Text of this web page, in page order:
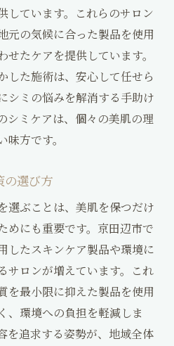
しています。これらのサロン
元の気候に合った製品を使用
せたケアを提供しています。
した施術は、安心して任せら
シミの悩みを解消する手助け
シミケアは、個々の美肌の理
方です。
の選び方
選ぶことは、美肌を保つだけ
めにも重要です。京田辺市で
したスキンケア製品や環境に
サロンが増えています。これ
を最小限に抑えた製品を使用
、環境への負担を軽減しま
を追求する姿勢が、地域全体